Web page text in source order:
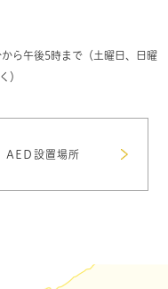
ら午後5時まで（土曜日、日曜
）
AED設置場所